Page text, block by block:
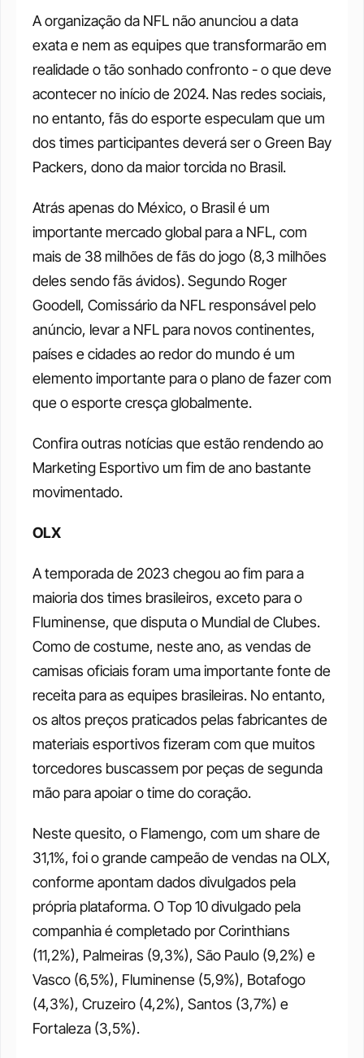
A organização da NFL não anunciou a data
exata e nem as equipes que transformarão em
realidade o tão sonhado confronto - o que deve
acontecer no início de 2024. Nas redes sociais,
no entanto, fãs do esporte especulam que um
dos times participantes deverá ser o Green Bay
Packers, dono da maior torcida no Brasil.
Atrás apenas do México, o Brasil é um
importante mercado global para a NFL, com
mais de 38 milhões de fãs do jogo (8,3 milhões
deles sendo fãs ávidos). Segundo Roger
Goodell, Comissário da NFL responsável pelo
anúncio, levar a NFL para novos continentes,
países e cidades ao redor do mundo é um
elemento importante para o plano de fazer com
que o esporte cresça globalmente.
Confira outras notícias que estão rendendo ao
Marketing Esportivo um fim de ano bastante
movimentado.
OLX
A temporada de 2023 chegou ao fim para a
maioria dos times brasileiros, exceto para o
Fluminense, que disputa o Mundial de Clubes.
Como de costume, neste ano, as vendas de
camisas oficiais foram uma importante fonte de
receita para as equipes brasileiras. No entanto,
os altos preços praticados pelas fabricantes de
materiais esportivos fizeram com que muitos
torcedores buscassem por peças de segunda
mão para apoiar o time do coração.
Neste quesito, o Flamengo, com um share de
31,1%, foi o grande campeão de vendas na OLX,
conforme apontam dados divulgados pela
própria plataforma. O Top 10 divulgado pela
companhia é completado por Corinthians
(11,2%), Palmeiras (9,3%), São Paulo (9,2%) e
Vasco (6,5%), Fluminense (5,9%), Botafogo
(4,3%), Cruzeiro (4,2%), Santos (3,7%) e
Fortaleza (3,5%).